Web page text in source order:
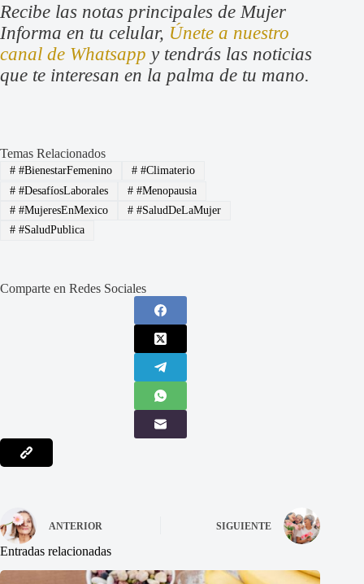
Recibe las notas principales de Mujer
Informa en tu celular, Únete a nuestro
canal de Whatsapp y tendrás las noticias
que te interesan en la palma de tu mano.
Temas Relacionados
##BienestarFemenino ##Climaterio
##DesafíosLaborales ##Menopausia
##MujeresEnMexico ##SaludDeLaMujer
##SaludPublica
Comparte en Redes Sociales
ANTERIOR SIGUIENTE
Entradas relacionadas